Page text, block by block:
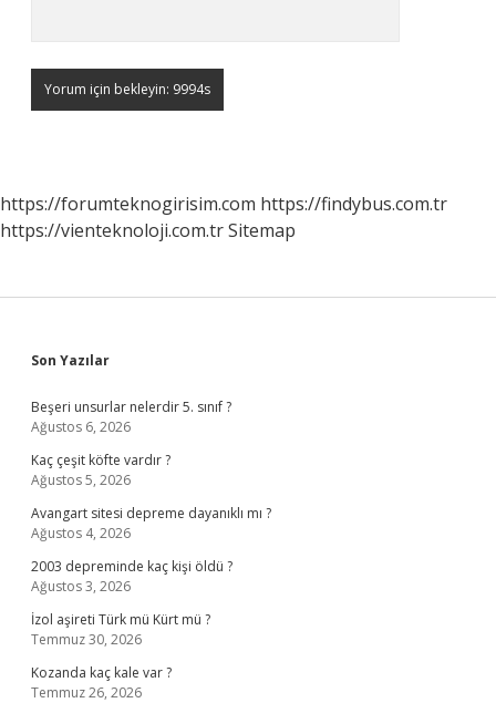
https://forumteknogirisim.com https://findybus.com.tr
https://vienteknoloji.com.trSitemap
Sidebar
Son Yazılar
Beşeri unsurlar nelerdir 5. sınıf ?
Ağustos 6, 2026
Kaç çeşit köfte vardır ?
Ağustos 5, 2026
Avangart sitesi depreme dayanıklı mı ?
Ağustos 4, 2026
2003 depreminde kaç kişi öldü ?
Ağustos 3, 2026
İzol aşireti Türk mü Kürt mü ?
Temmuz 30, 2026
Kozanda kaç kale var ?
Temmuz 26, 2026